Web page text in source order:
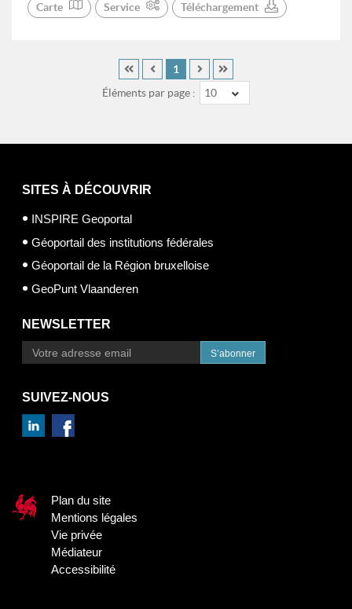
Carte Service Téléchargement
Éléments par page : 10
1
SITES À DÉCOUVRIR
INSPIRE Geoportal
Géoportail des institutions fédérales
Géoportail de la Région bruxelloise
GeoPunt Vlaanderen
NEWSLETTER
S’abonner
SUIVEZ-NOUS
Plan du site
Mentions légales
Vie privée
Médiateur
Accessibilité